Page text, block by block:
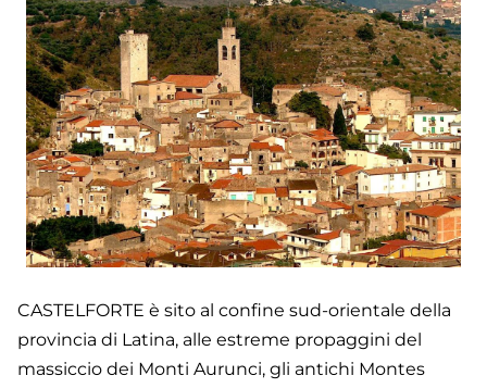
CASTELFORTE è sito al confine sud-orientale della
provincia di Latina, alle estreme propaggini del
massiccio dei Monti Aurunci, gli antichi Montes